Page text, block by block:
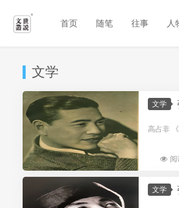
首页 随笔 往事 人
文学
文学
高占非
阅
文学